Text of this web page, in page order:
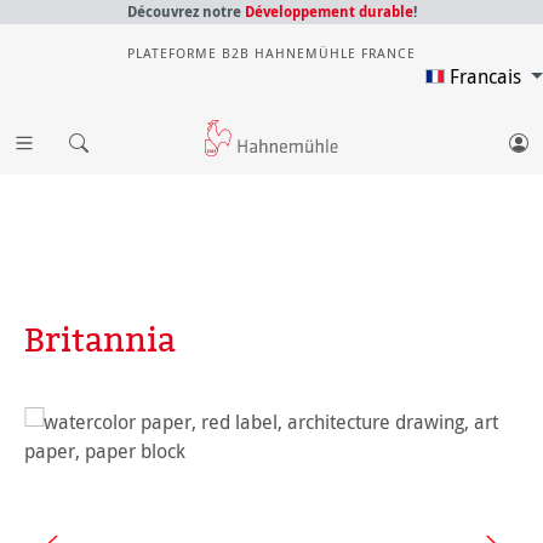
Découvrez notre Développement durable!
PLATEFORME B2B HAHNEMÜHLE FRANCE
Francais
Britannia
Ignorer la galerie d'images